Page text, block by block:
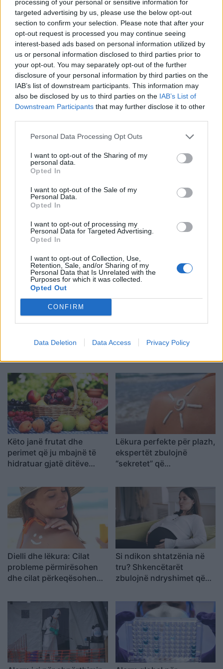
processing of your personal or sensitive information for
targeted advertising by us, please use the below opt-out
section to confirm your selection. Please note that after your
opt-out request is processed you may continue seeing
interest-based ads based on personal information utilized by
us or personal information disclosed to third parties prior to
your opt-out. You may separately opt-out of the further
disclosure of your personal information by third parties on the
IAB’s list of downstream participants. This information may
also be disclosed by us to third parties on the IAB’s List of
Downstream Participants that may further disclose it to other
Personal Data Processing Opt Outs
I want to opt-out of the Sharing of my
personal data.
Opted In
I want to opt-out of the Sale of my
Personal Data.
Opted In
I want to opt-out of processing my
Personal Data for Targeted Advertising.
Opted In
I want to opt-out of Collection, Use,
Retention, Sale, and/or Sharing of my
Personal Data that Is Unrelated with the
Purposes for which it was collected.
Opted Out
CONFIRM
Data Deletion Data Access Privacy Policy
Shtuarmë15.04.2025 11:25
e të nxehtit në shfaqjen e
depresionit sezonal të
verës
përdoret siç mendoni,
dermatologët tregojnë
gabimet që mund t’ju
kushtojnë lëkurën
Këto janë frutat dhe
perimet që ju mbajnë të
hidratuar gjatë ditëve
Lëkura perfekte për plazh,
ekspertët zbulojnë
“sekretet” që
Dielli dhe lëkura: Cilat
probleme përmirësohen
dhe cilat përkeqësohen
Si ndikon shtatzënia në
tru? Shkencëtarët
zbulojnë ndryshimet që